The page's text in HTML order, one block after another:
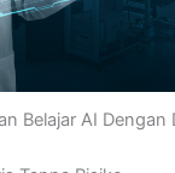
Belajar AI Dengan